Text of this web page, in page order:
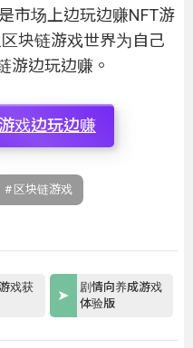
市场上边玩边赚NFT游
块链游戏世界为自己
游边玩边赚。
戏边玩边赚
区块链游戏
戏获
剧情向养成游戏
体验版